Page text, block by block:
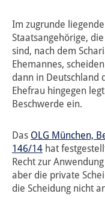
Im zugrunde
Staatsangehörige,
sind, nach dem
Ehemannes,
dann in Deutschland
Ehefrau hingegen
Beschwerde ein.
Das OLG München,
146/14 hat
Recht zur
aber die private
die Scheidung nicht